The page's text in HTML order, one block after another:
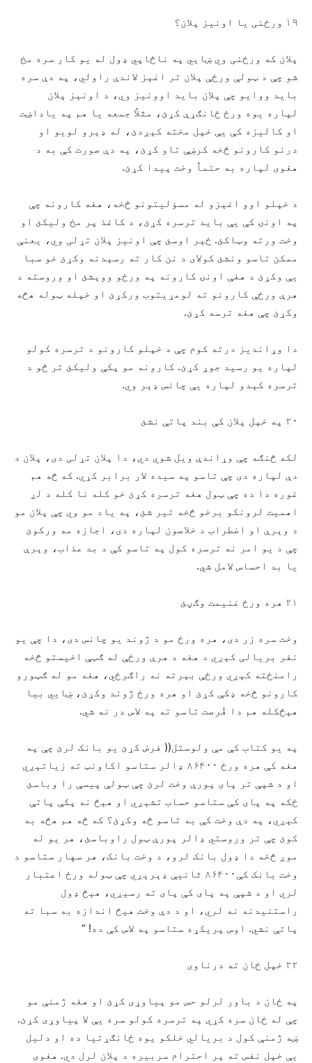
۱۹ ورځنی یا اونيز پلان؟
پلان که ورځنی وي ښايي په ناڅاپي ډول له یو کار سره مخ
شو چې د ټولې ورځې پلان تر اغېز لاندې راولي، په دې سره
باید ووایو چې پلان باید اوونیز وي، د اونېز پلان
لپاره يوه ورځ ځانګړې کړئ، مثلاً جمعه يا هم په ياداښت
او کالیزه کې يې خپل مخته کېږدئ، له ډېرو لویو او
درنو کارونو څخه کرښې تاو کړئ، په دې صورت کې به د
هغوی لپاره به حتماً وخت پیدا کړئ.
د خپلو اوو اغېزو له مسؤلیتونو څخه، هغه کارونه چې
په اونۍ کې يې باید ترسره کړئ، د کاغذ پر مخ ولیکئ او
وخت ورته وټاکئ. ځېر اوسئ چې اونيز پلان تړلی وي، یعنې
ممکن تاسو ونشئ کولای د نن کار ته رسېدنه وکړئ خو سبا
يې وکړئ د هغې اونۍ کارونه په ورځو ووېشئ او وروسته د
هرې ورځې کارونو ته لومړيتوب ورکړئ او خپله ټوله هڅه
وکړئ چې هغه ترسه کړئ.
دا وړانديز درته کوم چې د خپلو کارونو د ترسره کولو
لپاره یو رسيد جوړ کړئ. کارونه مو پکې ولیکئ تر څو د
ترسره کېدو لپاره يې چانس ډېر وي.
۲۰ په خپل پلان کې بند پاتې نشئ
لکه څنګه چې وړاندې ويل شوي دي، دا پلان تړلی دی، پلان د
دې لپاره دی چې تاسو په سیده لار برابر کړي. که څه هم
غوره دا ده چې ټول هغه ترسره کړئ خو کله نا کله د لږ
اهميت لرونکو برخو څخه تیر شئ، په یاد مو وي چې پلان مو
د وېرې او اضطراب د خلاصون لپاره دی، اجازه مه ورکوئ
چې د يو امر نه ترسره کول په تاسو کې د بد عذاب، وېرې
یا بد احساس لامل شي.
۲۱ هره ورځ غنیمت وګڼئ
وخت سره زر دی، هره ورځ مو د ژوند يو چانس دی، دا چې یو
نفر بریالی کېږي د هغه د هرې ورځې له ګټې اخيستو څخه
رامنځته کېږي ورځې بېرته نه راګرځي، هغه مو له ګټورو
کارونو څخه ډکې کړئ او هره ورځ ژوند وکړئ، ښايي بیا
هېڅکله هم دا فُرصت تاسو ته په لاس در نه شي.
په يو کتاب کې مې ولوستل(( فرض کړئ يو بانک لرئ چې په
هغه کې هره ورځ ۸۶۴۰۰ ډالر ستاسو اکاونټ ته زیاتېږي
او د شپې تر پای پورې وخت لرئ چې ټولې پیسې را وباسئ
ځکه په پای کې ستاسو حساب تشېږي او هېڅ نه پکې پاتې
کېږي، په دې وخت کې به تاسو څه وکړئ؟ که څه هم هڅه به
کوئ چې تر وروستي ډالر پورې ټول راوباسئ، هر یو له
موږ څخه دا ډول بانک لرو، د وخت بانک، هر سهار ستاسو د
وخت بانک کې۸۶۴۰۰ ثانيې ډېرېږي چې ټوله ورځ اعتبار
لري او د شپې په پای کې پای ته رسيږي، هېڅ ډول
راستنیدنه نه لري، او د دې وخت هیڅ اندازه به سبا ته
پاتې نشي. اوس پریکړه ستاسو په لاس کې ده! “
۲۲ خپل ځان ته درناوی
په ځان د باور لرلو حس مو پیاوړی کړئ او هغه ژمنې مو
چې له ځان سره کړي په ترسره کولو سره يې لا پیاوړی کړئ.
ښه ژمنې کول د بریالي خلکو یوه ځانګړتیا ده او دلیل
یې خپل نفس ته پر احترام سربیره د پلان لرل دي. هغوی